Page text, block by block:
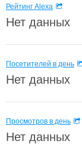
Рейтинг Alexa
Нет данных
Посетителей в день
Нет данных
Просмотров в день
Нет данных